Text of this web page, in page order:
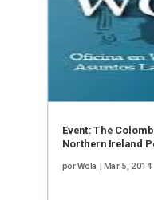
Event: The
Northern Ireland
porWola | Mar 5, 2014